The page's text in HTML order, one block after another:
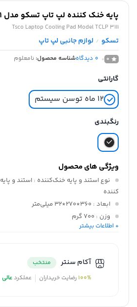
پایه خنک کننده لپ تاپ تسکو مدل TCLP 3111
Tsco Laptop Cooling Pad Model TCLP 3111
تسکو / لوازم جانبی لپ تاپ
0
0 دیدگاهشناسه محصول: نامعلوم
گارانتی
۱۲ ماه توسن سیستم
رنگبندی
ویژگی های محصول
نوع استند و پایه خنک‌کننده : استند و
کننده
ابعاد : ۳۶۰*۲۷۰*۳۲ میلی‌متر
وزن : ۷۰۰ گرم
جنس بدنه: ABS+ اطلاعات بیشتر
آکام سنتر
منتخب
100%رضایت خریداران عملکردعالی